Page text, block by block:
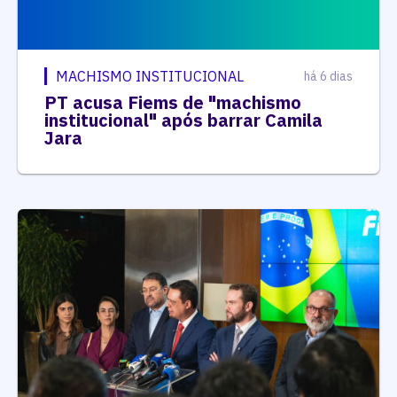
MACHISMO INSTITUCIONAL há 6 dias
PT acusa Fiems de "machismo
institucional" após barrar Camila
Jara